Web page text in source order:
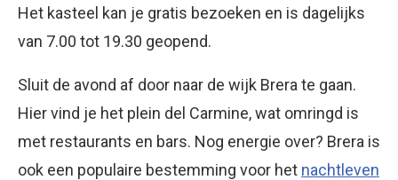
Het kasteel kan je gratis bezoeken en is dagelijks
van 7.00 tot 19.30 geopend.
Sluit de avond af door naar de wijk Brera te gaan.
Hier vind je het plein del Carmine, wat omringd is
met restaurants en bars. Nog energie over? Brera is
ook een populaire bestemming voor het nachtleven